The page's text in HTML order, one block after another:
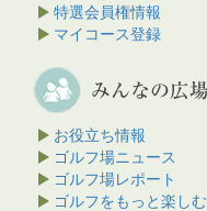
特選会員権情報
マイコース登録
お役立ち情報
ゴルフ場ニュース
ゴルフ場レポート
ゴルフをもっと楽しむ